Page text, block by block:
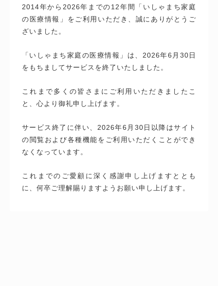
2014年から2026年までの12年間「いしゃまち家庭
の医療情報」をご利用いただき、誠にありがとうご
ざいました。
「いしゃまち家庭の医療情報」は、2026年6月30日
をもちましてサービスを終了いたしました。
これまで多くの皆さまにご利用いただきましたこ
と、心より御礼申し上げます。
サービス終了に伴い、2026年6月30日以降はサイト
の閲覧および各種機能をご利用いただくことができ
なくなっています。
これまでのご愛顧に深く感謝申し上げますととも
に、何卒ご理解賜りますようお願い申し上げます。